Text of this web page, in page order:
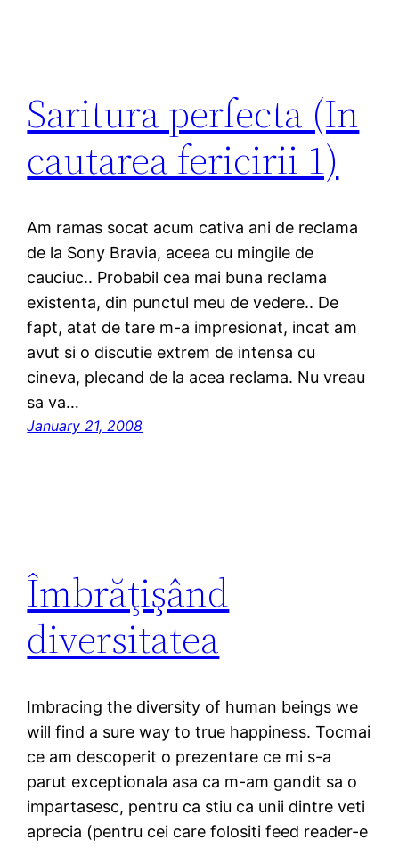
Saritura perfecta (In
cautarea fericirii 1)
Am ramas socat acum cativa ani de reclama
de la Sony Bravia, aceea cu mingile de
cauciuc.. Probabil cea mai buna reclama
existenta, din punctul meu de vedere.. De
fapt, atat de tare m-a impresionat, incat am
avut si o discutie extrem de intensa cu
cineva, plecand de la acea reclama. Nu vreau
sa va…
January 21, 2008
Îmbrăţişând
diversitatea
Imbracing the diversity of human beings we
will find a sure way to true happiness. Tocmai
ce am descoperit o prezentare ce mi s-a
parut exceptionala asa ca m-am gandit sa o
impartasesc, pentru ca stiu ca unii dintre veti
aprecia (pentru cei care folositi feed reader-e